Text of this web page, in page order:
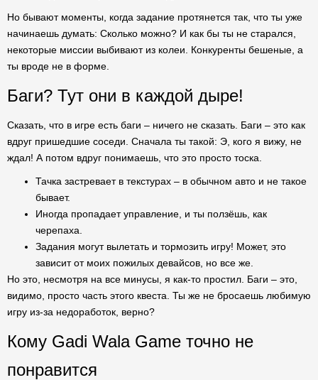
Но бывают моменты, когда задание протянется так, что ты уже
начинаешь думать: Сколько можно? И как бы ты не старался,
некоторые миссии выбивают из колеи. Конкуренты бешеные, а
ты вроде не в форме.
Баги? Тут они в каждой дыре!
Сказать, что в игре есть баги – ничего не сказать. Баги – это как
вдруг пришедшие соседи. Сначала ты такой: Э, кого я вижу, не
ждал! А потом вдруг понимаешь, что это просто тоска.
Тачка застревает в текстурах – в обычном авто и не такое
бывает.
Иногда пропадает управление, и ты ползёшь, как
черепаха.
Задания могут вылетать и тормозить игру! Может, это
зависит от моих пожилых девайсов, но все же.
Но это, несмотря на все минусы, я как-то простил. Баги – это,
видимо, просто часть этого квеста. Ты же не бросаешь любимую
игру из-за недоработок, верно?
Кому Gadi Wala Game точно не
понравится